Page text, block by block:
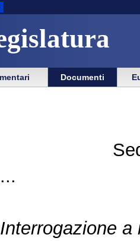
Documenti
...
Interrogazione